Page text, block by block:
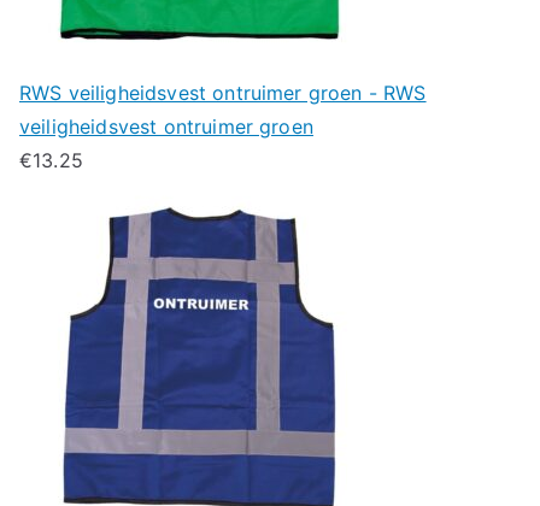
RWS veiligheidsvest ontruimer groen - RWS
veiligheidsvest ontruimer groen
€13.25